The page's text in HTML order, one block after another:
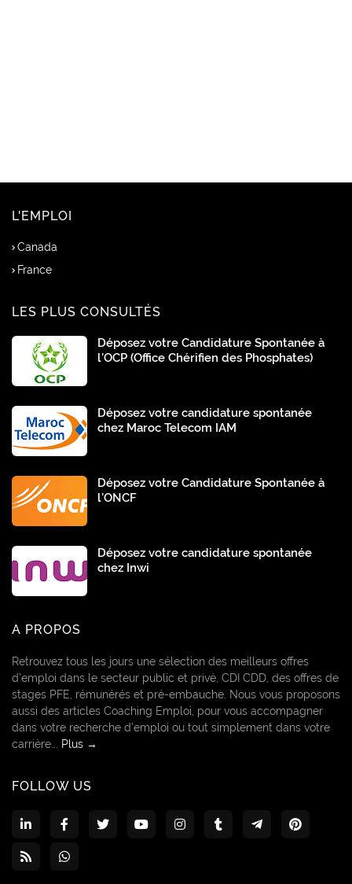
L'EMPLOI
Canada
France
LES PLUS CONSULTÉS
Déposez votre Candidature Spontanée à
l’OCP (Office Chérifien des Phosphates)
Déposez votre candidature spontanée
chez Maroc Telecom IAM
Déposez votre Candidature Spontanée à
l’ONCF
Déposez votre candidature spontanée
chez Inwi
A PROPOS
Retrouvez tous les jours une sélection des meilleurs offres
d’emploi dans le secteur public et privé, CDI CDD, des offres de
stages PFE, rémunérés et pré-embauche. Nous vous proposons
aussi des articles Coaching Emploi, pour vous accompagner
dans votre recherche d’emploi ou tout simplement dans votre
carrière...
Plus →
FOLLOW US